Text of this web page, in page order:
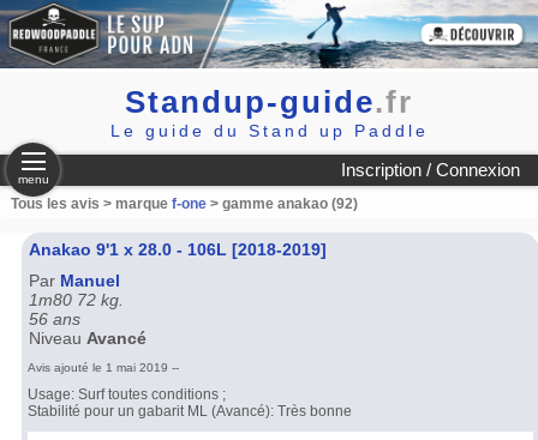
Standup-guide.fr
Le guide du Stand up Paddle
Inscription / Connexion
menu
Tous les avis > marque f-one> gamme anakao (92)
Anakao 9'1 x 28.0 - 106L [2018-2019]
Par Manuel
1m80 72 kg.
56 ans
Niveau Avancé
Avis ajouté le 1 mai 2019 --
Usage: Surf toutes conditions ;
Stabilité pour un gabarit ML (Avancé): Très bonne